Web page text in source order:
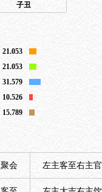
子丑
21.053
21.053
31.579
10.526
15.789
会 左主客至右主